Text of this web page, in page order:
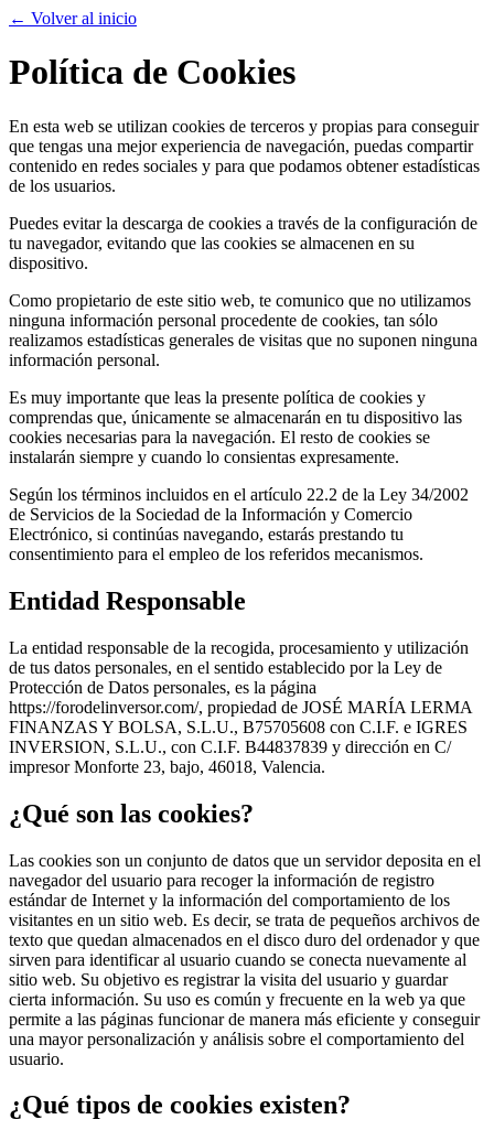
← Volver al inicio
Política de Cookies
En esta web se utilizan cookies de terceros y propias para conseguir
que tengas una mejor experiencia de navegación, puedas compartir
contenido en redes sociales y para que podamos obtener estadísticas
de los usuarios.
Puedes evitar la descarga de cookies a través de la configuración de
tu navegador, evitando que las cookies se almacenen en su
dispositivo.
Como propietario de este sitio web, te comunico que no utilizamos
ninguna información personal procedente de cookies, tan sólo
realizamos estadísticas generales de visitas que no suponen ninguna
información personal.
Es muy importante que leas la presente política de cookies y
comprendas que, únicamente se almacenarán en tu dispositivo las
cookies necesarias para la navegación. El resto de cookies se
instalarán siempre y cuando lo consientas expresamente.
Según los términos incluidos en el artículo 22.2 de la Ley 34/2002
de Servicios de la Sociedad de la Información y Comercio
Electrónico, si continúas navegando, estarás prestando tu
consentimiento para el empleo de los referidos mecanismos.
Entidad Responsable
La entidad responsable de la recogida, procesamiento y utilización
de tus datos personales, en el sentido establecido por la Ley de
Protección de Datos personales, es la página
https://forodelinversor.com/, propiedad de JOSÉ MARÍA LERMA
FINANZAS Y BOLSA, S.L.U., B75705608 con C.I.F. e IGRES
INVERSION, S.L.U., con C.I.F. B44837839 y dirección en C/
impresor Monforte 23, bajo, 46018, Valencia.
¿Qué son las cookies?
Las cookies son un conjunto de datos que un servidor deposita en el
navegador del usuario para recoger la información de registro
estándar de Internet y la información del comportamiento de los
visitantes en un sitio web. Es decir, se trata de pequeños archivos de
texto que quedan almacenados en el disco duro del ordenador y que
sirven para identificar al usuario cuando se conecta nuevamente al
sitio web. Su objetivo es registrar la visita del usuario y guardar
cierta información. Su uso es común y frecuente en la web ya que
permite a las páginas funcionar de manera más eficiente y conseguir
una mayor personalización y análisis sobre el comportamiento del
usuario.
¿Qué tipos de cookies existen?